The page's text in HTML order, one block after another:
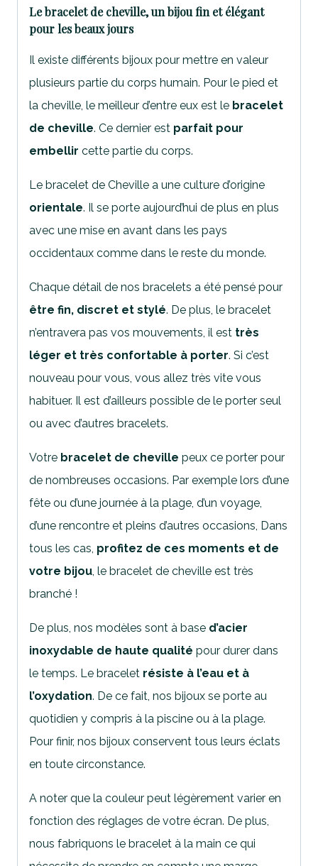
Le bracelet de cheville, un bijou fin et élégant
pour les beaux jours
Il existe différents bijoux pour mettre en valeur
plusieurs partie du corps humain. Pour le pied et
la cheville, le meilleur d’entre eux est le bracelet
de cheville. Ce dernier est parfait pour
embellir cette partie du corps.
Le bracelet de Cheville a une culture d’origine
orientale. Il se porte aujourd’hui de plus en plus
avec une mise en avant dans les pays
occidentaux comme dans le reste du monde.
Chaque détail de nos bracelets a été pensé pour
être fin, discret et stylé. De plus, le bracelet
n’entravera pas vos mouvements, il est très
léger et très confortable à porter. Si c’est
nouveau pour vous, vous allez très vite vous
habituer. Il est d’ailleurs possible de le porter seul
ou avec d’autres bracelets.
Votre bracelet de cheville peux ce porter pour
de nombreuses occasions. Par exemple lors d’une
fête ou d’une journée à la plage, d’un voyage,
d’une rencontre et pleins d’autres occasions, Dans
tous les cas, profitez de ces moments et de
votre bijou, le bracelet de cheville est très
branché !
De plus, nos modèles sont à base d’acier
inoxydable de haute qualité pour durer dans
le temps. Le bracelet résiste à l’eau et à
l’oxydation. De ce fait, nos bijoux se porte au
quotidien y compris à la piscine ou à la plage.
Pour finir, nos bijoux conservent tous leurs éclats
en toute circonstance.
A noter que la couleur peut légèrement varier en
fonction des réglages de votre écran. De plus,
nous fabriquons le bracelet à la main ce qui